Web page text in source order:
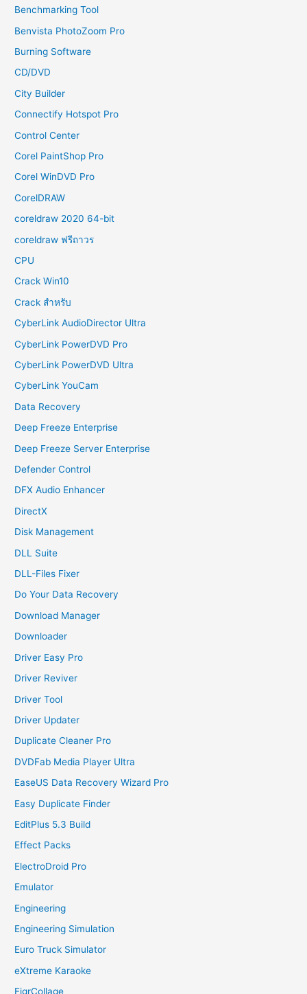
Benchmarking Tool
Benvista PhotoZoom Pro
Burning Software
CD/DVD
City Builder
Connectify Hotspot Pro
Control Center
Corel PaintShop Pro
Corel WinDVD Pro
CorelDRAW
coreldraw 2020 64-bit
coreldraw ฟรีถาวร
CPU
Crack Win10
Crack สำหรับ
CyberLink AudioDirector Ultra
CyberLink PowerDVD Pro
CyberLink PowerDVD Ultra
CyberLink YouCam
Data Recovery
Deep Freeze Enterprise
Deep Freeze Server Enterprise
Defender Control
DFX Audio Enhancer
DirectX
Disk Management
DLL Suite
DLL-Files Fixer
Do Your Data Recovery
Download Manager
Downloader
Driver Easy Pro
Driver Reviver
Driver Tool
Driver Updater
Duplicate Cleaner Pro
DVDFab Media Player Ultra
EaseUS Data Recovery Wizard Pro
Easy Duplicate Finder
EditPlus 5.3 Build
Effect Packs
ElectroDroid Pro
Emulator
Engineering
Engineering Simulation
Euro Truck Simulator
eXtreme Karaoke
FigrCollage